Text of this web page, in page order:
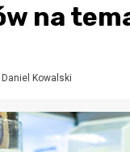
na
Daniel Kowalski